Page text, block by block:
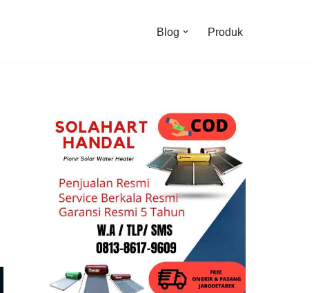
Blog Produk